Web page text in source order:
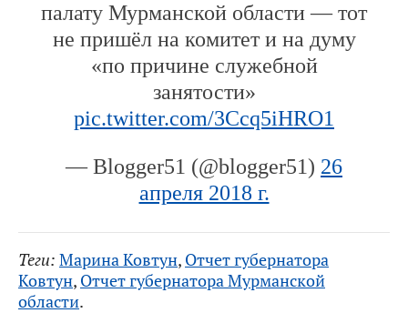
палату Мурманской области — тот
не пришёл на комитет и на думу
«по причине служебной
занятости»
pic.twitter.com/3Ccq5iHRO1
— Blogger51 (@blogger51) 26
апреля 2018 г.
Теги: Марина Ковтун, Отчет губернатора
Ковтун, Отчет губернатора Мурманской
области.